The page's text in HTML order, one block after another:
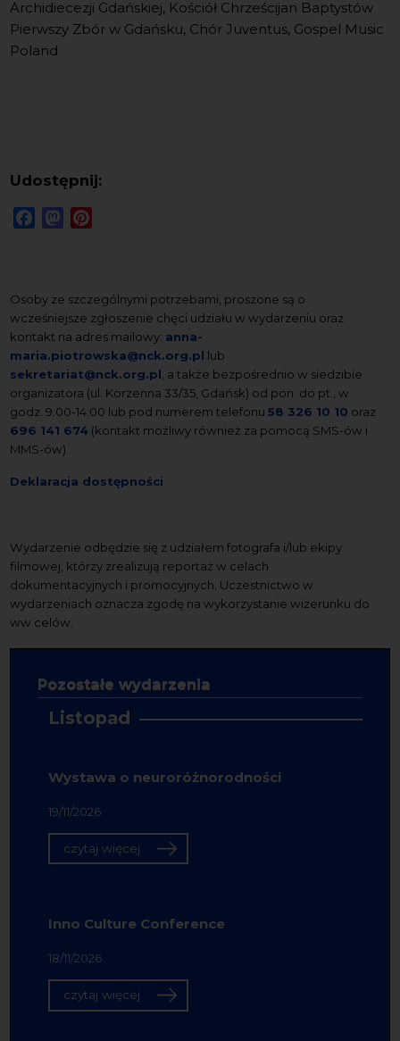
Archidiecezji Gdańskiej, Kościół Chrześcijan Baptystów
Pierwszy Zbór w Gdańsku, Chór Juventus, Gospel Music
Poland
Udostępnij:
FacebookMastodon
Osoby ze szczególnymi potrzebami, proszone są o
wcześniejsze zgłoszenie chęci udziału w wydarzeniu oraz
kontakt na adres mailowy: anna-
maria.piotrowska@nck.org.pl lub
sekretariat@nck.org.pl , a także bezpośrednio w siedzibie
organizatora (ul. Korzenna 33/35, Gdańsk) od pon. do pt., w
godz. 9:00-14:00 lub pod numerem telefonu58 326 10 10 oraz
696 141 674 (kontakt możliwy również za pomocą SMS-ów i
MMS-ów).
Deklaracja dostępności
Wydarzenie odbędzie się z udziałem fotografa i/lub ekipy
filmowej, którzy zrealizują reportaż w celach
dokumentacyjnych i promocyjnych. Uczestnictwo w
wydarzeniach oznacza zgodę na wykorzystanie wizerunku do
ww celów.
Pozostałe wydarzenia
Listopad
Wystawa o neuroróżnorodności
19/11/2026
czytaj więcej
Inno Culture Conference
18/11/2026
czytaj więcej